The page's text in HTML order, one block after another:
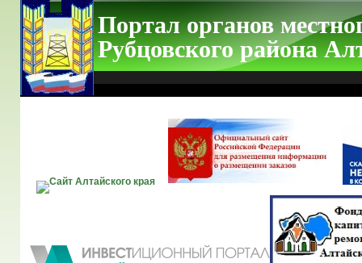
Портал органов
Рубцовского района